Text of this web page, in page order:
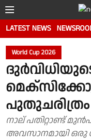
LATEST NEWS
World Cup 2026
പുതുചരിത്രം
നാല് പതിറ്റാണ്ട്
അവസാനമായി ഒരു